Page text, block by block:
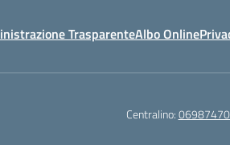
TrasparenteAlbo Online
Centralino: